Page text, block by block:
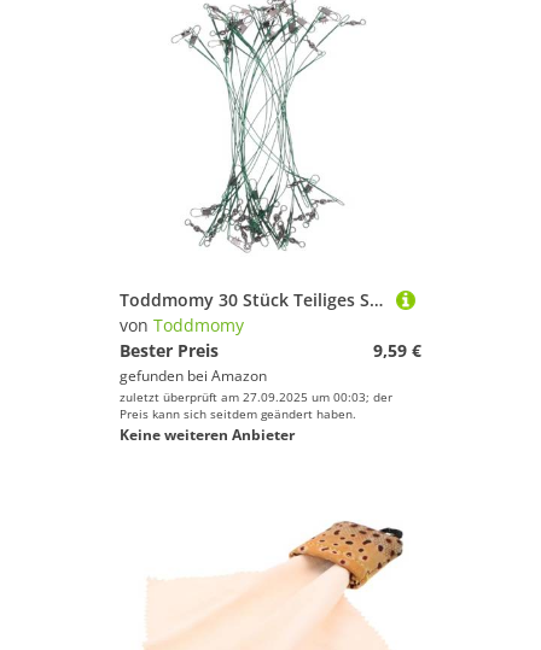
Toddmomy 30 Stück Teiliges Stahlvorfach mit Wirbel und Snap für Süßwasser Beißfestes Stabiles Angelvorfach mit Schnellem Köderwechsel Langlebig und Robust für Effektives Spinnfischen
von Toddmomy
Bester Preis
9,59 €
gefunden bei Amazon
zuletzt überprüft am 27.09.2025 um 00:03; der
Preis kann sich seitdem geändert haben.
Keine weiteren Anbieter